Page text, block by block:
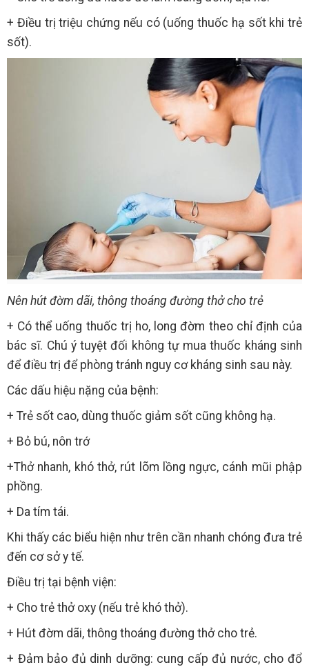
+ Điều trị triệu chứng nếu có (uống thuốc hạ sốt khi trẻ
sốt).
Nên hút đờm dãi, thông thoáng đường thở cho trẻ
+ Có thể uống thuốc trị ho, long đờm theo chỉ định của
bác sĩ. Chú ý tuyệt đối không tự mua thuốc kháng sinh
để điều trị để phòng tránh nguy cơ kháng sinh sau này.
Các dấu hiệu nặng của bệnh:
+ Trẻ sốt cao, dùng thuốc giảm sốt cũng không hạ.
+ Bỏ bú, nôn trớ
+Thở nhanh, khó thở, rút lõm lồng ngực, cánh mũi phập
phồng.
+ Da tím tái.
Khi thấy các biểu hiện như trên cần nhanh chóng đưa trẻ
đến cơ sở y tế.
Điều trị tại bệnh viện:
+ Cho trẻ thở oxy (nếu trẻ khó thở).
+ Hút đờm dãi, thông thoáng đường thở cho trẻ.
+ Đảm bảo đủ dinh dưỡng: cung cấp đủ nước, cho đổ